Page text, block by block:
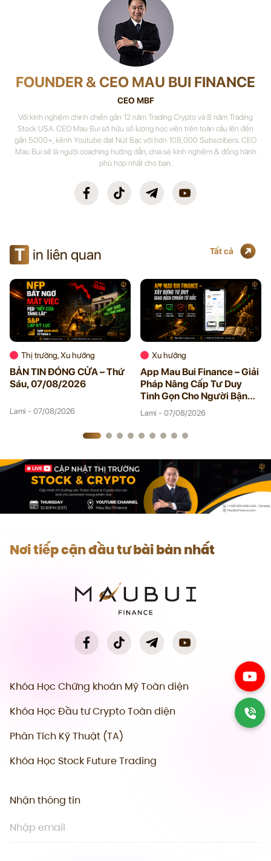
FOUNDER & CEO MAU BUI FINANCE
CEO MBF
Với kinh nghiệm chinh chiến gần 12 năm Trading Crypto và 8 năm Trading
Stock USA. CEO Mau Bui sở hữu số lượng học viên trên toàn cầu lên đến
gần 5000+, kênh Youtube đạt Nút Bạc với hơn 108,000 Subscribers. CEO
Mau Bui sẽ là người coaching hướng dẫn, chia sẻ kinh nghiệm & đồng hành
phù hợp nhất cho bạn.
T in liên quan Tất cả
Thị trường, Xu hướng
BẢN TIN ĐÓNG CỬA – Thứ
Sáu, 07/08/2026
Lami - 07/08/2026
Xu hướng
App Mau Bui Finance – Giải
Pháp Nâng Cấp Tư Duy
Tinh Gọn Cho Người Bận
Rộn
Lami - 07/08/2026
Nơi tiếp cận đầu tư bài bản nhất
Khóa Học Chứng khoán Mỹ Toàn diện
Khóa Học Đầu tư Crypto Toàn diện
Phân Tích Kỹ Thuật (TA)
Khóa Học Stock Future Trading
Nhận thông tin